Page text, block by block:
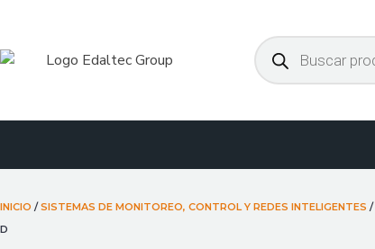
contenido
Búsqueda
de
productos
INICIO /SISTEMAS DE MONITOREO, CONTROL Y REDES INTELIGENTES /
D